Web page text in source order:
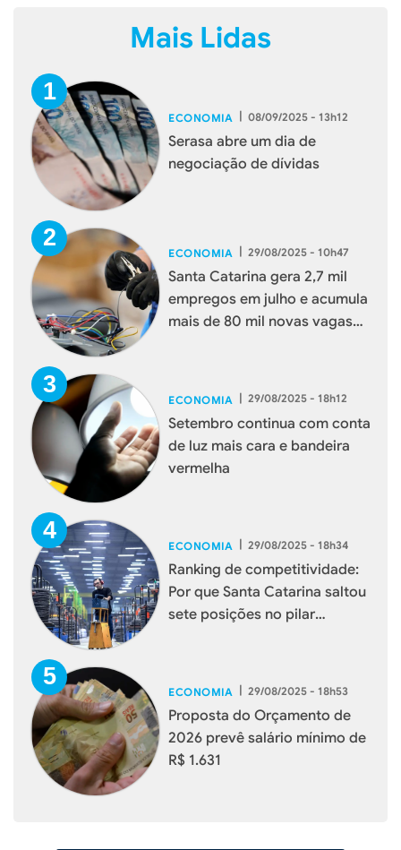
Mais Lidas
ECONOMIA 08/09/2025 - 13h12
Serasa abre um dia de
negociação de dívidas
ECONOMIA | 29/08/2025 - 10h47
Santa Catarina gera 2,7 mil
empregos em julho e acumula
mais de 80 mil novas vagas
ECONOMIA | 29/08/2025 - 18h12
Setembro continua com conta
de luz mais cara e bandeira
vermelha
ECONOMIA | 29/08/2025 - 18h34
Ranking de competitividade:
Por que Santa Catarina saltou
sete posições no pilar
ECONOMIA | 29/08/2025 - 18h53
Proposta do Orçamento de
2026 prevê salário mínimo de
R$ 1.631